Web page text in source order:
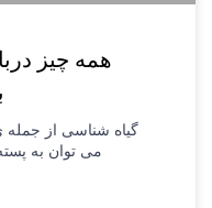
همه چیز
گیاه شناسی از جمله
می توان به